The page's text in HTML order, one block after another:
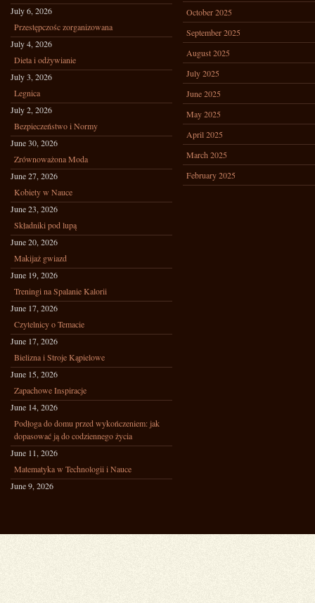
July 6, 2026
Przestępczośc zorganizowana
July 4, 2026
Dieta i odżywianie
July 3, 2026
Legnica
July 2, 2026
Bezpieczeństwo i Normy
June 30, 2026
Zrównoważona Moda
June 27, 2026
Kobiety w Nauce
June 23, 2026
Składniki pod lupą
June 20, 2026
Makijaż gwiazd
June 19, 2026
Treningi na Spalanie Kalorii
June 17, 2026
Czytelnicy o Temacie
June 17, 2026
Bielizna i Stroje Kąpielowe
June 15, 2026
Zapachowe Inspiracje
June 14, 2026
Podłoga do domu przed wykończeniem: jak
dopasować ją do codziennego życia
June 11, 2026
Matematyka w Technologii i Nauce
June 9, 2026
October 2025
September 2025
August 2025
July 2025
June 2025
May 2025
April 2025
March 2025
February 2025